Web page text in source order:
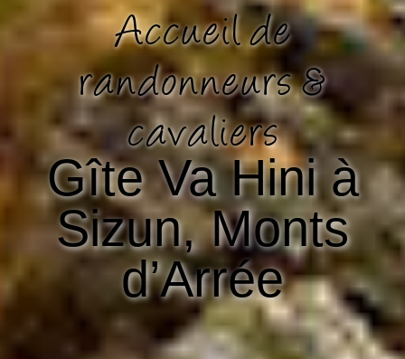
Accueil de
randonneurs &
cavaliers
Gîte Va Hini à
Sizun, Monts
d’Arrée